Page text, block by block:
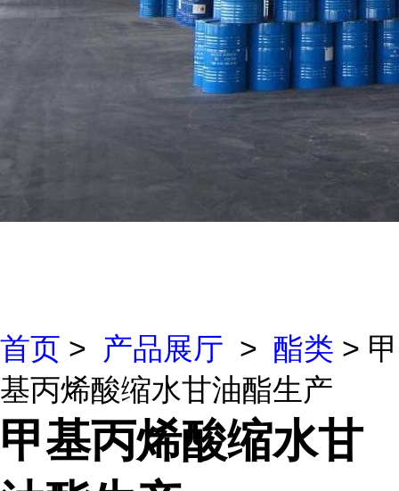
首页 > 产品展厅 > 酯类 > 甲
基丙烯酸缩水甘油酯生产
甲基丙烯酸缩水甘